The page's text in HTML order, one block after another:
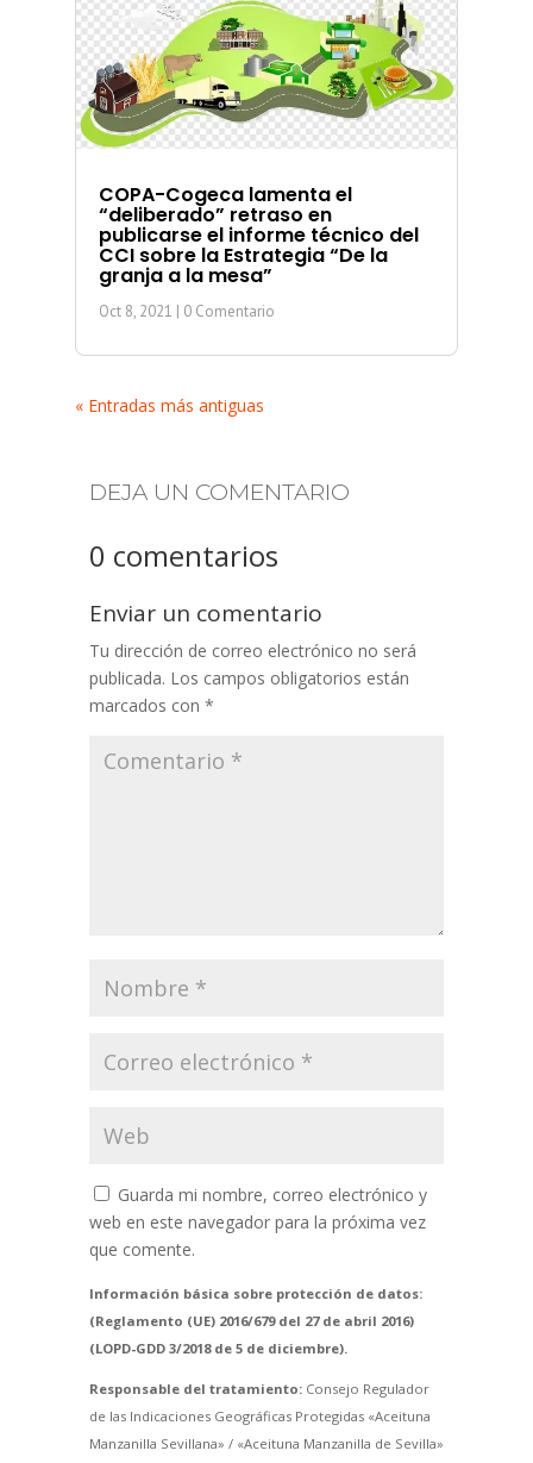
COPA-Cogeca lamenta el
“deliberado” retraso en
publicarse el informe técnico del
CCI sobre la Estrategia “De la
granja a la mesa”
Oct 8, 2021 | 0 Comentario
« Entradas más antiguas
DEJA UN COMENTARIO
0 comentarios
Enviar un comentario
Tu dirección de correo electrónico no será
publicada. Los campos obligatorios están
marcados con *
Guarda mi nombre, correo electrónico y
web en este navegador para la próxima vez
que comente.
Información básica sobre protección de datos:
(Reglamento (UE) 2016/679 del 27 de abril 2016)
(LOPD-GDD 3/2018 de 5 de diciembre).
Responsable del tratamiento:Consejo Regulador
de las Indicaciones Geográficas Protegidas «Aceituna
Manzanilla Sevillana» / «Aceituna Manzanilla de Sevilla»